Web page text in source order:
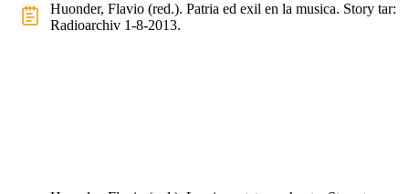
Huonder, Flavio (red.). Patria ed exil en la musica. Story tar:
Radioarchiv 1-8-2013.